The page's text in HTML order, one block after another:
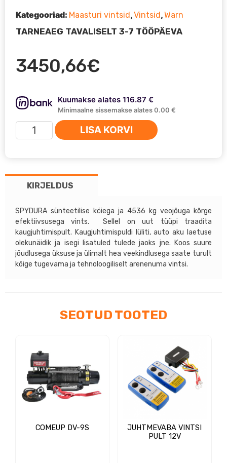
3450,66€
Kuumakse alates 116.87 €
Minimaalne sissemakse alates 0.00 €
Warn
ZEON
Platinum
kogus
LISA KORVI
Kategooriad: Maasturi vintsid,Vintsid,Warn
TARNEAEG TAVALISELT 3-7 TÖÖPÄEVA
KIRJELDUS
SPYDURA sünteetilise köiega ja 4536 kg veojõuga kõrge
efektiivsusega vints. Sellel on uut tüüpi traadita
kaugjuhtimispult. Kaugjuhtimispuldi lüliti, auto aku laetuse
olekunäidik ja isegi lisatuled tulede jaoks jne. Koos suure
jõudlusega üksuse ja ülimalt hea veekindlusega saate turult
kõige tugevama ja tehnoloogiliselt arenenuma vintsi.
SEOTUD TOOTED
COMEUP DV-9S
JUHTMEVABA VINTSI
PULT 12V